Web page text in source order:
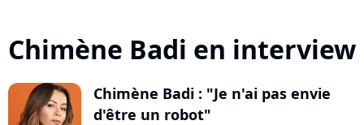
Chimène Badi en interview
Chimène Badi : "Je n'ai pas envie
d'être un robot"